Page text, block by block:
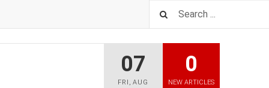
07
FRI ,AUG
0
NEW ARTICLES